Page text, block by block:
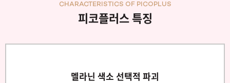
CHARACTERISTICS OF PICOPLUS
피코플러스 특징
멜라닌 색소 선택적 파괴